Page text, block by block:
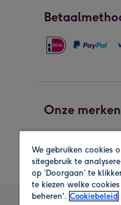
Onze merken
We gebruiken cookies
sitegebruik te
op ‘Doorgaan’ te
te kiezen welke
beheren'. Cookiebeleid